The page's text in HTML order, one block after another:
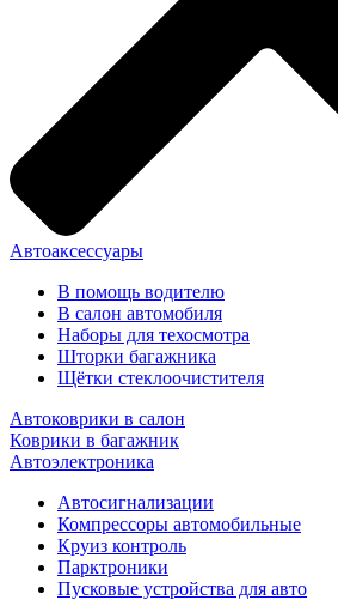
Автоаксессуары
В помощь водителю
В салон автомобиля
Наборы для техосмотра
Шторки багажника
Щётки стеклоочистителя
Автоковрики в салон
Коврики в багажник
Автоэлектроника
Автосигнализации
Компрессоры автомобильные
Круиз контроль
Парктроники
Пусковые устройства для авто